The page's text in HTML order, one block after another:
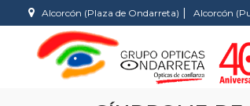
Alcorcón (Plaza de Ondarreta) | Alcorcón